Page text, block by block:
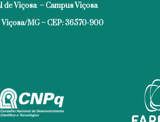
de Viçosa – Campus Viçosa
MG – CEP: 36570-900